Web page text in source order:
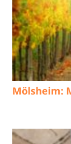
Mölsheim: